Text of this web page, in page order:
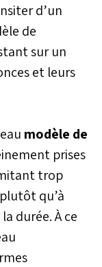
d’un
de
sur un
et leurs
modèle de
prises
trop
qu’à
durée. À ce